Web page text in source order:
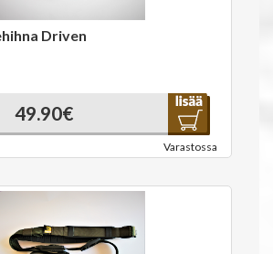
Driven
49.90€
Varastossa